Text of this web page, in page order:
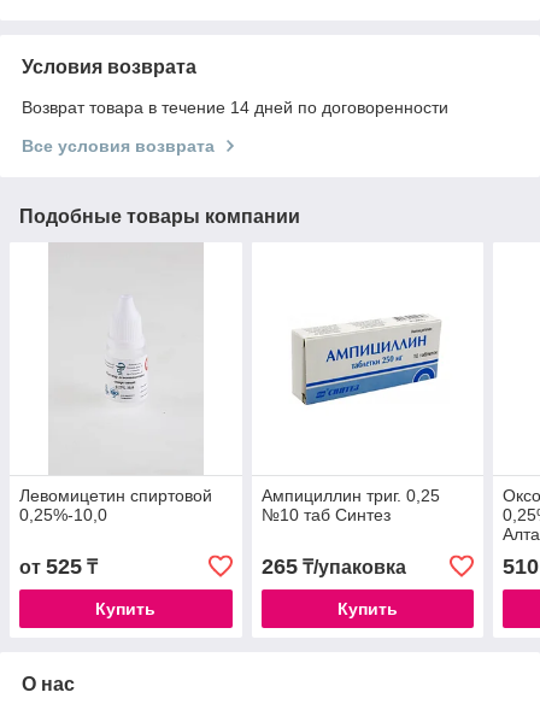
Условия возврата
Возврат товара в течение 14 дней по договоренности
Все условия возврата
Подобные товары компании
Левомицетин спиртовой
0,25%-10,0
от 525 ₸
Купить
Ампициллин триг. 0,25
№10 таб Синтез
265₸/упаковка
Купить
510
О нас